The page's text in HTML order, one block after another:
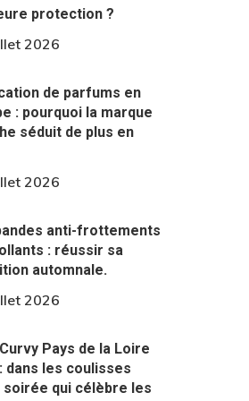
protection ?
2026
de parfums en
: pourquoi la marque
séduit de plus en
2026
anti-frottements
: réussir sa
automnale.
2026
Pays de la Loire
dans les coulisses
soirée qui célèbre les